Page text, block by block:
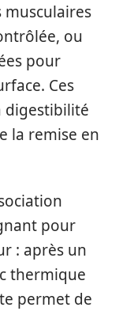
ou
pour
Ces
digestibilité
la remise en
pour
: après un
thermique
permet de